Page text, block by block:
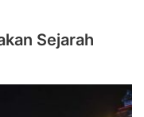
Sejarah